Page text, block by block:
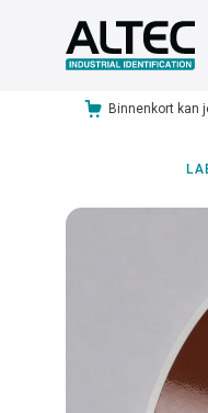
Binnenkort kan